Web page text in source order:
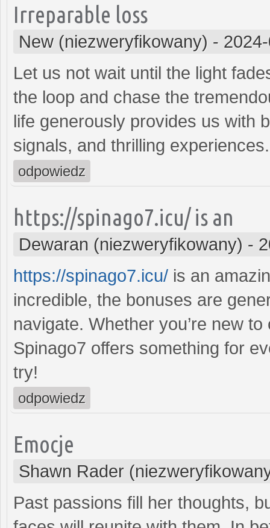
Irreparable loss
New (niezweryfikowany) -
Let us not wait until the light
the loop and chase the
life generously provides us with
signals, and thrilling
odpowiedz
https://spinago7.icu/ is an
Dewaran (niezweryfikowany) -
https://spinago7.icu/ is an
incredible, the bonuses are
navigate. Whether you’re new
Spinago7 offers something for
try!
odpowiedz
Emocje
Shawn Rader
Past passions fill her thoughts,